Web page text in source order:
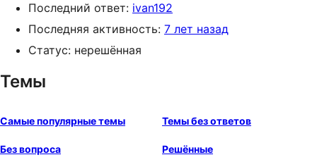
Последний ответ: ivan192
Последняя активность: 7 лет назад
Статус: нерешённая
Темы
Самые популярные темы Темы без ответов
Без вопроса Решённые